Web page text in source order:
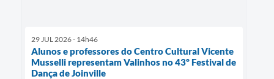
29 JUL 2026 - 14h46
Alunos e professores do Centro Cultural Vicente
Musselli representam Valinhos no 43º Festival de
Dança de Joinville